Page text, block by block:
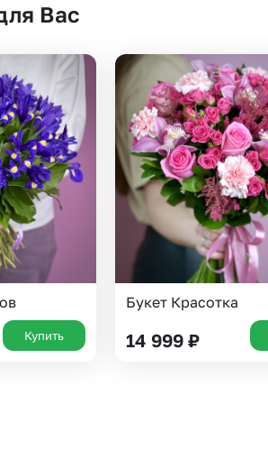
Вас
Купить
Букет Красотка
14 999₽